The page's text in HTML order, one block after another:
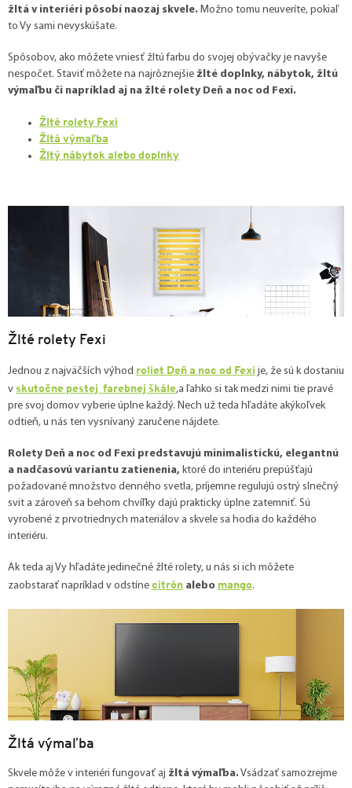
žltá v interiéri pôsobí naozaj skvele. Možno tomu neuveríte, pokiaľ
to Vy sami nevyskúšate.
Spôsobov, ako môžete vniesť žltú farbu do svojej obývačky je navyše
nespočet. Staviť môžete na najrôznejšie žlté doplnky, nábytok, žltú
výmaľbu či napríklad aj na žlté rolety Deň a noc od Fexi.
Žlté rolety Fexi
Žltá výmaľba
Žltý nábytok alebo doplnky
Žlté rolety Fexi
Jednou z najväčších výhod roliet Deň a noc od Fexi je, že sú k dostaniu
v skutočne pestej farebnej škále,a ľahko si tak medzi nimi tie pravé
pre svoj domov vyberie úplne každý. Nech už teda hľadáte akýkoľvek
odtieň, u nás ten vysnívaný zaručene nájdete.
Rolety Deň a noc od Fexi predstavujú minimalistickú, elegantnú
a nadčasovú variantu zatienenia, ktoré do interiéru prepúšťajú
požadované množstvo denného svetla, príjemne regulujú ostrý slnečný
svit a zároveň sa behom chvíľky dajú prakticky úplne zatemniť. Sú
vyrobené z prvotriednych materiálov a skvele sa hodia do každého
interiéru.
Ak teda aj Vy hľadáte jedinečné žlté rolety, u nás si ich môžete
zaobstarať napríklad v odstíne citrón alebo mango.
Žltá výmaľba
Skvele môže v interiéri fungovať aj žltá výmaľba.Vsádzať samozrejme